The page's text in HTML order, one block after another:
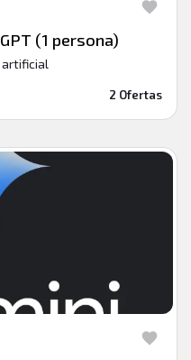
(1 persona)
artificial
2 Ofertas